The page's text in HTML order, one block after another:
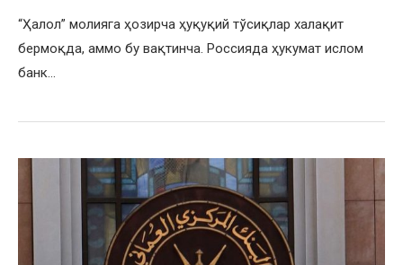
“Ҳалол” молияга ҳозирча ҳуқуқий тўсиқлар халақит
бермоқда, аммо бу вақтинча. Россияда ҳукумат ислом
банк…